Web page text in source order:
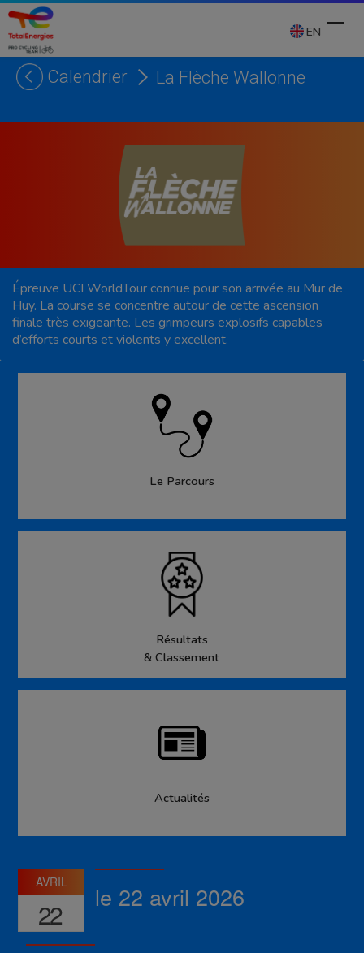
Skip
content
EN
Calendrier La Flèche Wallonne
Épreuve UCI WorldTour connue pour son arrivée au Mur de
Huy. La course se concentre autour de cette ascension
finale très exigeante. Les grimpeurs explosifs capables
d’efforts courts et violents y excellent.
Le Parcours
Résultats
& Classement
Actualités
AVRIL
22
le 22 avril 2026